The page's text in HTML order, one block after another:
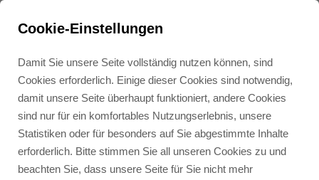
Cookie-Einstellungen
Damit Sie unsere Seite vollständig nutzen können, sind
Cookies erforderlich. Einige dieser Cookies sind notwendig,
damit unsere Seite überhaupt funktioniert, andere Cookies
sind nur für ein komfortables Nutzungserlebnis, unsere
Statistiken oder für besonders auf Sie abgestimmte Inhalte
erforderlich. Bitte stimmen Sie all unseren Cookies zu und
beachten Sie, dass unsere Seite für Sie nicht mehr